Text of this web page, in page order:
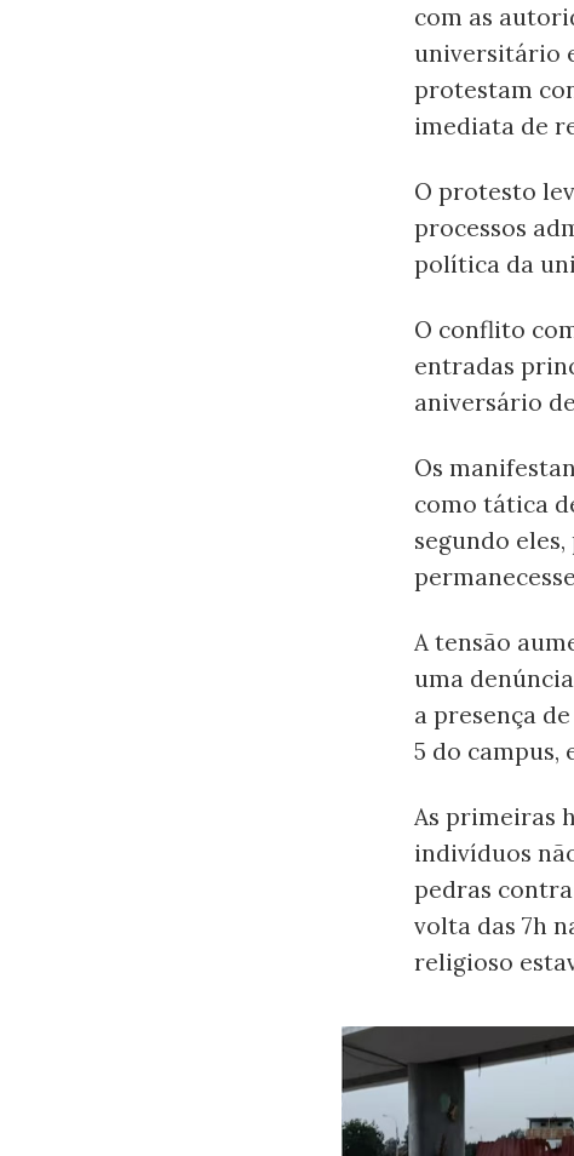
com as
universitário
protestam
imediata de
O protesto
processos
política da
O conflito
entradas
aniversário
Os
como tática
segundo
A tensão
uma
a presença
5 do campus,
As primeiras
indivíduos
pedras
volta das 7h
religioso